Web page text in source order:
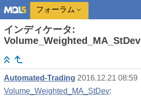
フォーラム
インディケータ:
Volume_Weighted_MA_StDev
Automated-Trading 2016.12.21 08:59
Volume_Weighted_MA_StDev: